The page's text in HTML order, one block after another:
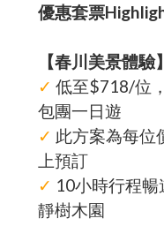
優惠套票
【春川美景體驗】
✓ 低至$718/位
包團一日遊
✓ 此方案為每位
上預訂
✓ 10小時行程
靜樹木園